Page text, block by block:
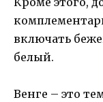
включать
белый.
Венге – это